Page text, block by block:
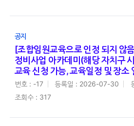
공지
[조합임원교육으로 인정 되지 않
정비사업 아카데미(해당 자치구
교육 신청 가능, 교육일정 및 장소
번호 : -17 등록일 : 2026-07-30
조회수 : 317